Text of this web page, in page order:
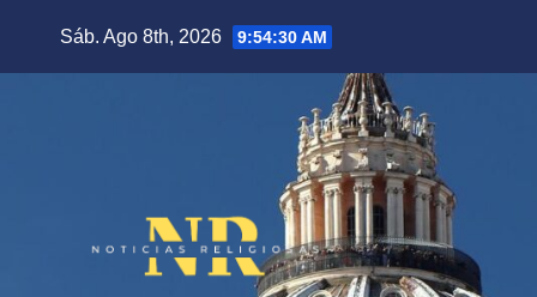
Sáb. Ago 8th, 2026 9:54:31 AM